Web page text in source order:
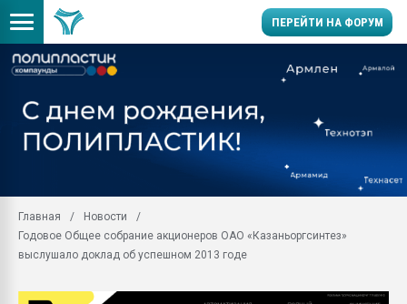
ПЕРЕЙТИ НА ФОРУМ
заводу пластмасс"
Главная
Новости
Годовое Общее собрание акционеров ОАО «Казаньоргсинтез»
выслушало доклад об успешном 2013 годе